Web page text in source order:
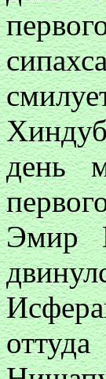
день
Эмир